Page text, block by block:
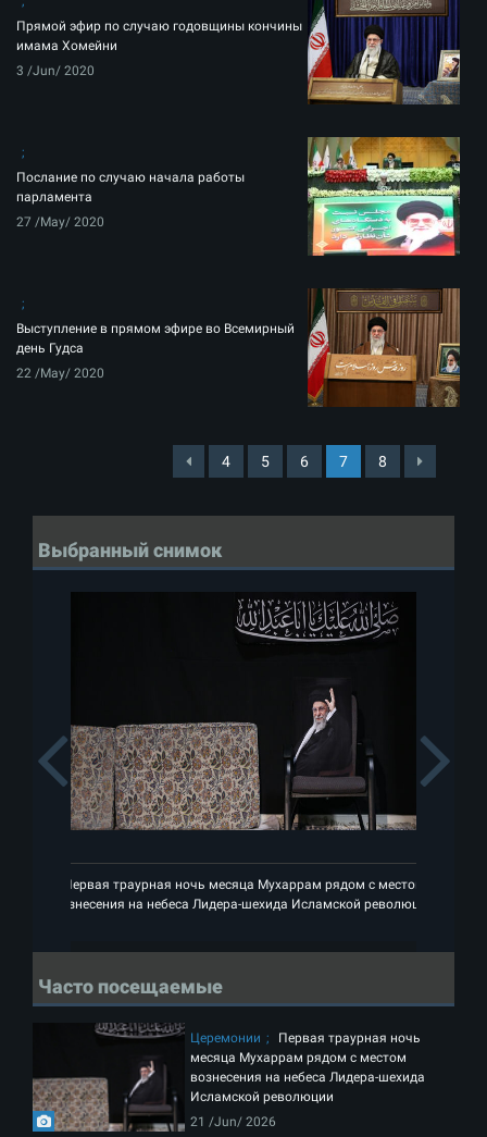
Прямой эфир по случаю годовщины кончины
имама Хомейни
3 /Jun/ 2020
Послание по случаю начала работы
парламента
27 /May/ 2020
Выступление в прямом эфире во Всемирный
день Гудса
22 /May/ 2020
4 5 6 7 8
Выбранный снимок
Первая траурная ночь месяца Мухаррам рядом с местом
вознесения на небеса Лидера-шехида Исламской революции
Previous
Часто посещаемые
Церемонии
Первая траурная ночь
месяца Мухаррам рядом с местом
вознесения на небеса Лидера-шехида
Исламской революции
21 /Jun/ 2026